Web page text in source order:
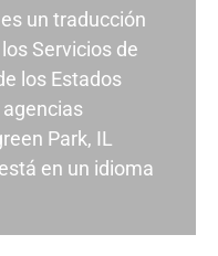
un traducción
Servicios de
los Estados
agencias
Park, IL
en un idioma